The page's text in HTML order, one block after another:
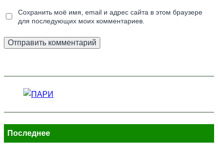
Сохранить моё имя, email и адрес сайта в этом браузере
для последующих моих комментариев.
Последнее